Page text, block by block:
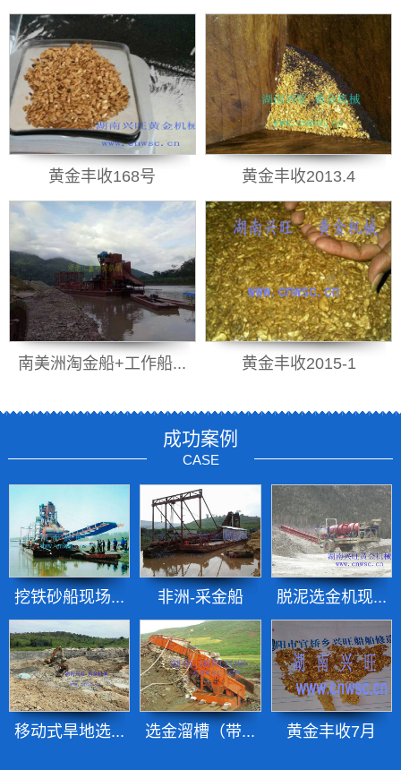
黄金丰收168号 黄金丰收2013.4
南美洲淘金船+工作船... 黄金丰收2015-1
成功案例
CASE
挖铁砂船现场... 非洲-采金船 脱泥选金机现...
移动式旱地选... 选金溜槽（带... 黄金丰收7月